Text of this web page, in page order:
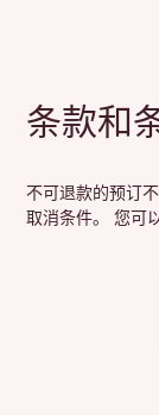
条款和
不可退款的预订
取消条件。 您可